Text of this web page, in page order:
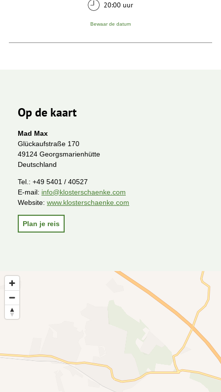
20:00 uur
Bewaar de datum
Op de kaart
Mad Max
Glückaufstraße 170
49124 Georgsmarienhütte
Deutschland
Tel.: +49 5401 / 40527
E-mail: info@klosterschaenke.com
Website: www.klosterschaenke.com
Plan je reis